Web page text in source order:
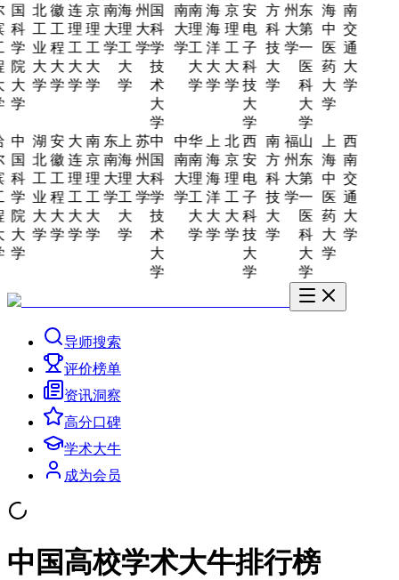
国
科
学
院
大
学
北
工
业
大
学
徽
工
程
大
学
连
理
工
大
学
京
理
工
大
学
南
大
学
海
理
工
大
学
州
大
学
国
科
学
技
术
大
学
南
大
学
南
理
工
大
学
海
海
洋
大
学
京
理
工
大
学
安
电
子
科
技
大
学
方
科
技
大
学
州
大
学
东
第
一
医
科
大
学
海
中
医
药
大
学
南
交
通
大
学
中
国
科
学
院
大
学
湖
北
工
业
大
学
安
徽
工
程
大
学
大
连
理
工
大
学
南
京
理
工
大
学
东
南
大
学
上
海
理
工
大
学
苏
州
大
学
中
国
科
学
技
术
大
学
中
南
大
学
华
南
理
工
大
学
上
海
海
洋
大
学
北
京
理
工
大
学
西
安
电
子
科
技
大
学
南
方
科
技
大
学
福
州
大
学
山
东
第
一
医
科
大
学
上
海
中
医
药
大
学
西
南
交
通
大
学
导师搜索
评价榜单
资讯洞察
高分口碑
学术大牛
成为会员
中国高校学术大牛排行榜